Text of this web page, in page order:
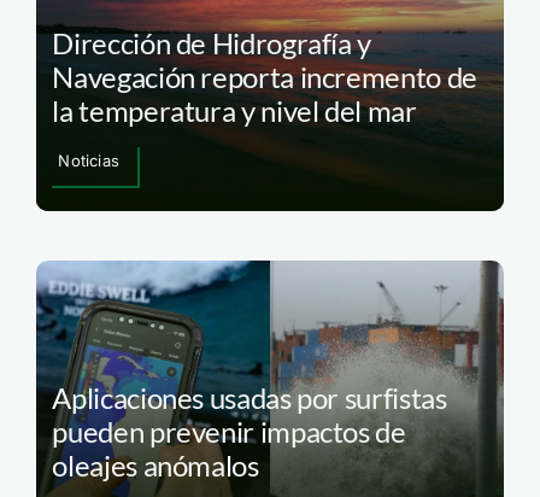
Dirección de Hidrografía y
Navegación reporta incremento de
la temperatura y nivel del mar
Noticias
Aplicaciones usadas por surfistas
pueden prevenir impactos de
oleajes anómalos